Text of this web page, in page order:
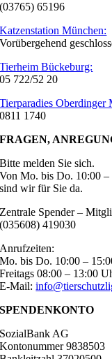
(03765) 65196
Katzenstation München:
Vorübergehend
Tierheim Bückeburg:
05 722/52 20
Tierparadies Oberdinger
0811 1740
FRAGEN,
Bitte melden Sie sich.
Von Mo. bis Do. 10:00
sind wir für Sie da.
Zentrale Spender –
(035608) 419030
Anrufzeiten:
Mo. bis Do. 10:00 –
Freitags 08:00 – 13:00
E-Mail:
SPENDENKONTO
SozialBank AG
Kontonummer 9838503